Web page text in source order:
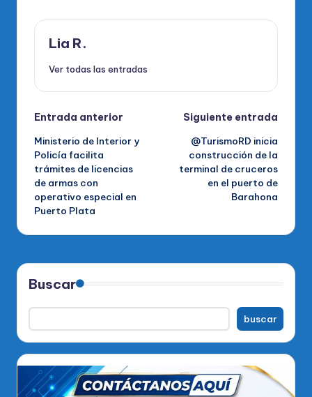
Lia R.
Ver todas las entradas
Navegación
de
entradas
Entrada anterior
Ministerio de Interior y
Policía facilita
trámites de licencias
de armas con
operativo especial en
Puerto Plata
Siguiente entrada
@TurismoRD inicia
construcción de la
terminal de cruceros
en el puerto de
Barahona
Buscar
buscar